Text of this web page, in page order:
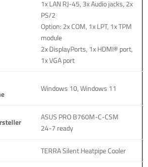
1x LAN RJ-45, 3x Audio jacks, 2x
PS/2
Option: 2x COM, 1x LPT, 1x TPM
module
2x DisplayPorts, 1x HDMI® port,
1x VGA port
Windows 10, Windows 11
ASUS PRO B760M-C-CSM
24-7 ready
TERRA Silent Heatpipe Cooler